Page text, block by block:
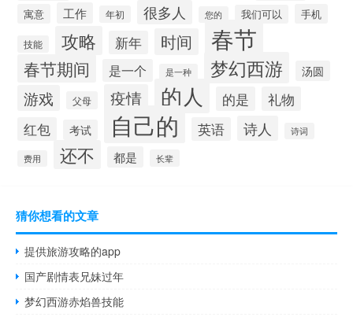
寓意 工作 年初 很多人 您的 我们可以 手机
技能 攻略 新年 时间 春节
春节期间 是一个 是一种 梦幻西游 汤圆
游戏 父母 疫情 的人 的是 礼物
红包 考试 自己的 英语 诗人 诗词
费用 还不 都是 长辈
猜你想看的文章
提供旅游攻略的app
国产剧情表兄妹过年
梦幻西游赤焰兽技能